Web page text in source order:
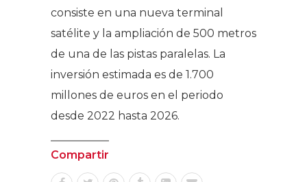
consiste en una nueva terminal
satélite y la ampliación de 500 metros
de una de las pistas paralelas. La
inversión estimada es de 1.700
millones de euros en el periodo
desde 2022 hasta 2026.
Compartir